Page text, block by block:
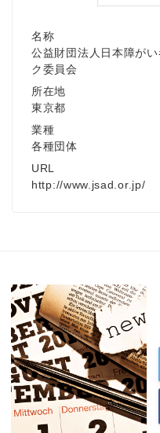
名称
公益財団法人日本障が
ク委員会
所在地
東京都
業種
各種団体
URL
http://www.jsad.or.jp/